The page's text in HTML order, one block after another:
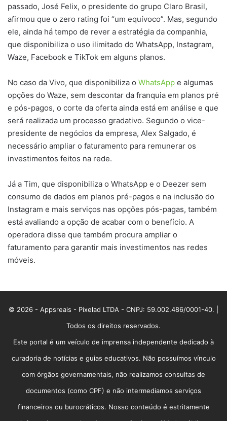
passado, José Felix, o presidente do grupo Claro Brasil,
afirmou que o zero rating foi “um equívoco”. Mas, segundo
ele, ainda há tempo de rever a estratégia da companhia,
que disponibiliza o uso ilimitado do WhatsApp, Instagram,
Waze, Facebook e TikTok em alguns planos.
No caso da Vivo, que disponibiliza o WhatsApp e algumas
opções do Waze, sem descontar da franquia em planos pré
e pós-pagos, o corte da oferta ainda está em análise e que
será realizada um processo gradativo. Segundo o vice-
presidente de negócios da empresa, Alex Salgado, é
necessário ampliar o faturamento para remunerar os
investimentos feitos na rede.
Já a Tim, que disponibiliza o WhatsApp e o Deezer sem
consumo de dados em planos pré-pagos e na inclusão do
Instagram e mais serviços nas opções pós-pagas, também
está avaliando a opção de acabar com o benefício. A
operadora disse que também procura ampliar o
faturamento para garantir mais investimentos nas redes
móveis.
© 2026 - Appsreais - Pixelad LTDA - CNPJ: 59.002.486/0001-40. |
Todos os direitos reservados.
Este portal é um veículo de imprensa independente dedicado à
curadoria de notícias e guias educativos. Não possuímos vínculo
com órgãos governamentais, não realizamos consultas de
documentos (como CPF) e não intermediamos serviços
financeiros ou burocráticos. Nosso conteúdo é estritamente